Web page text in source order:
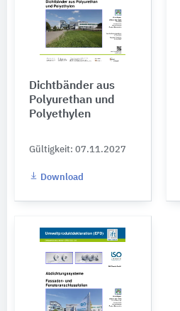
Dichtbänder aus
Polyurethan und
Polyethylen
Gültigkeit: 07.11.2027
Download